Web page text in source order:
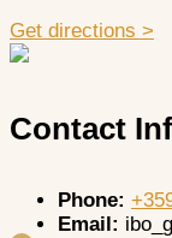
Get directions >
Contact
Phone:
Email: